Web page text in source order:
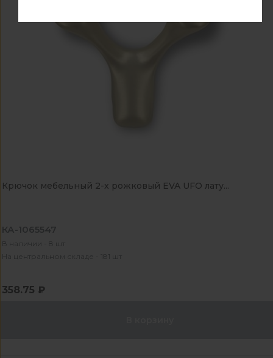
Крючок мебельный 2-x рожковый EVA UFO лату...
КА-1065547
В наличии - 8 шт
На центральном складе - 181 шт
358.75 ₽